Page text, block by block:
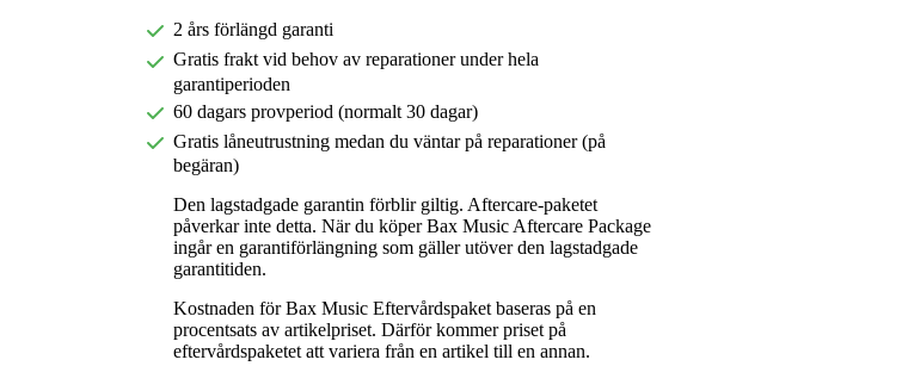
2 års förlängd garanti
Gratis frakt vid behov av reparationer under hela
garantiperioden
60 dagars provperiod (normalt 30 dagar)
Gratis låneutrustning medan du väntar på reparationer (på
begäran)
Den lagstadgade garantin förblir giltig. Aftercare-paketet
påverkar inte detta. När du köper Bax Music Aftercare Package
ingår en garantiförlängning som gäller utöver den lagstadgade
garantitiden.
Kostnaden för Bax Music Eftervårdspaket baseras på en
procentsats av artikelpriset. Därför kommer priset på
eftervårdspaketet att variera från en artikel till en annan.